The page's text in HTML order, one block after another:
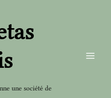
une société de